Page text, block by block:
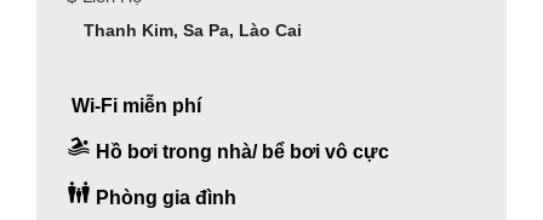
Thanh Kim, Sa Pa, Lào Cai
Wi-Fi miễn phí
Hồ bơi trong nhà/ bể bơi vô cực
Phòng gia đình